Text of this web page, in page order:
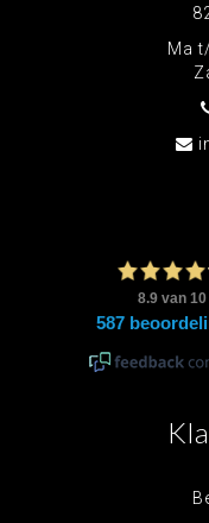
Ma